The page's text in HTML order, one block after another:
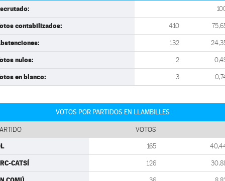
contabilizados: 410
132
nulos: 2
en blanco: 3
VOTOS POR PARTIDOS EN LLAMBILLES
VOTOS
165
CATSÍ 126